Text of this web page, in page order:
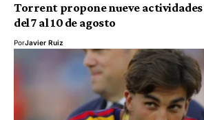
Torrent propone nueve
del 7 al 10 de agosto
PorJavier Ruiz